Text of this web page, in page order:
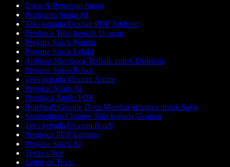
Dikte & Penaipan Suara
Pembantu Suara AI
Teks kepada Ucapan PDF Android
Pembaca Teks kepada Ucapan
Penjana Suara Wanita
Penjana Suara Lelaki
Aplikasi Membaca Terbaik untuk Disleksia
Penjana Suara Robot
Teks kepada Ucapan Anime
Penukar Suara AI
Pembaca Audio PDF
Bolehkah Google Docs Membacakannya untuk Saya
Sambungan Chrome Teks kepada Ucapan
Teks kepada Ucapan Hindi
Pembaca PDF Lantang
Penjana Suara AI
Texto a Voz
Leitor de Texto